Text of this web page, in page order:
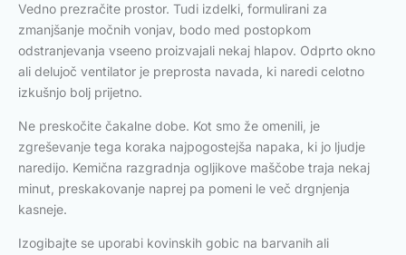
Vedno prezračite prostor. Tudi izdelki, formulirani za
zmanjšanje močnih vonjav, bodo med postopkom
odstranjevanja vseeno proizvajali nekaj hlapov. Odprto okno
ali delujoč ventilator je preprosta navada, ki naredi celotno
izkušnjo bolj prijetno.
Ne preskočite čakalne dobe. Kot smo že omenili, je
zgreševanje tega koraka najpogostejša napaka, ki jo ljudje
naredijo. Kemična razgradnja ogljikove maščobe traja nekaj
minut, preskakovanje naprej pa pomeni le več drgnjenja
kasneje.
Izogibajte se uporabi kovinskih gobic na barvanih ali